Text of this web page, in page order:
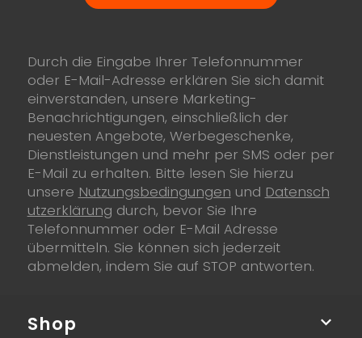
Durch die Eingabe Ihrer Telefonnummer
oder E-Mail-Adresse erklären Sie sich damit
einverstanden, unsere Marketing-
Benachrichtigungen, einschließlich der
neuesten Angebote, Werbegeschenke,
Dienstleistungen und mehr per SMS oder per
E-Mail zu erhalten. Bitte lesen Sie hierzu
unsere Nutzungsbedingungen und Datensch
utzerklärung durch, bevor Sie Ihre
Telefonnummer oder E-Mail Adresse
übermitteln. Sie können sich jederzeit
abmelden, indem Sie auf STOP antworten.
Shop